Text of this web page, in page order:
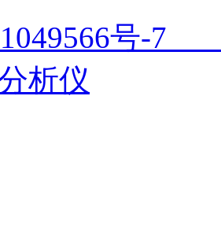
11049566号
析仪